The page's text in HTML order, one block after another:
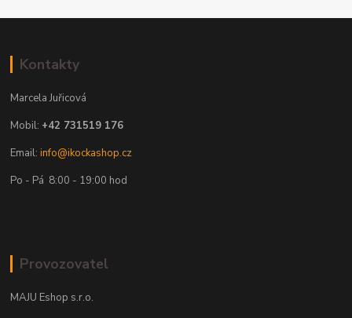
Kontakty
Marcela Juřicová
Mobil: +42 731519 176
Email:info@ikockashop.cz
Po - Pá 8:00 - 19:00 hod
Provozovatel
MAJU Eshop s.r.o.